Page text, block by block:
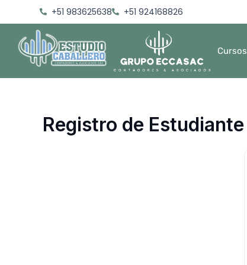
al
contenido
+51 983625638 +51 924168826
Cursos
Registro de Estudiante